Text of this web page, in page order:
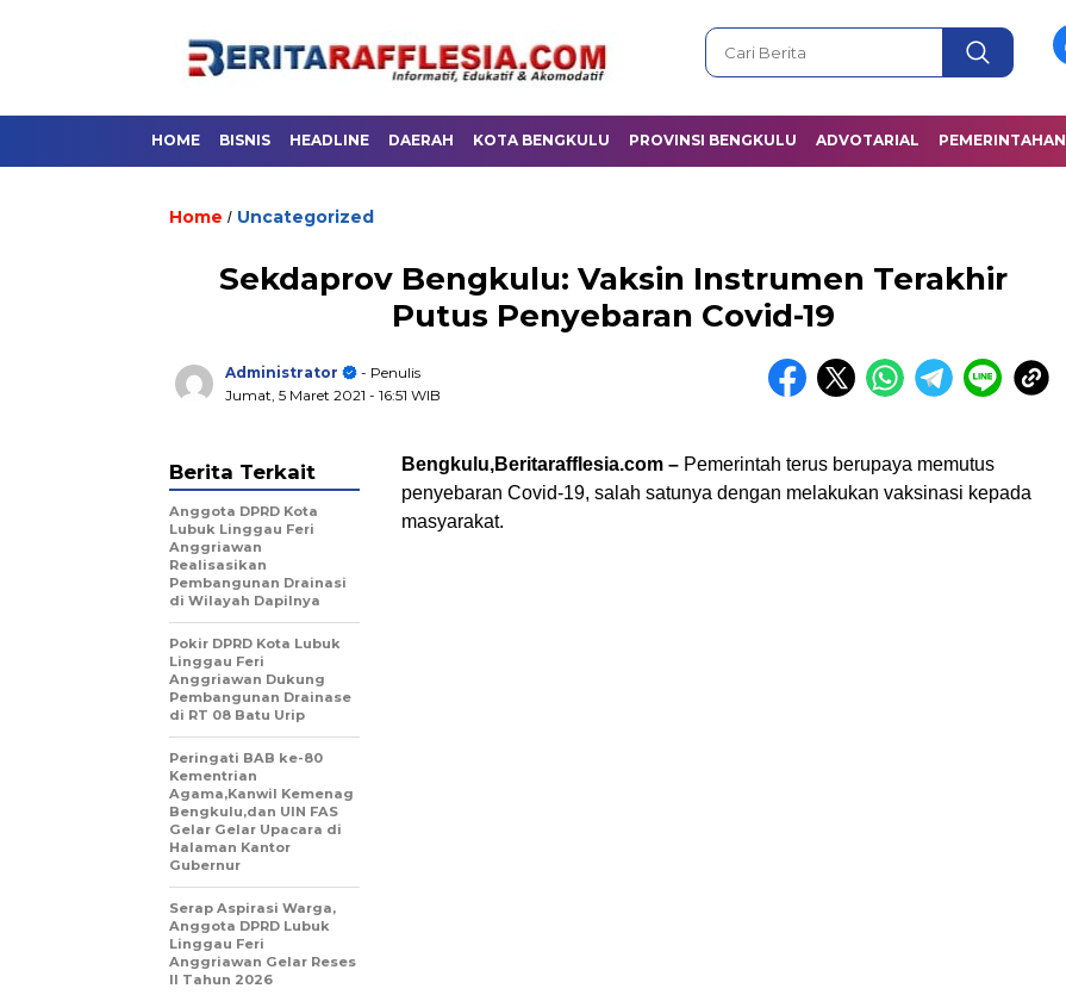
HOME BISNIS HEADLINE DAERAH KOTA BENGKULU PROVINSI BENGKULU ADVOTARIAL PEMERINTAHAN
Home / Uncategorized
Sekdaprov Bengkulu: Vaksin Instrumen Terakhir
Putus Penyebaran Covid-19
Administrator
- Penulis
Jumat, 5 Maret 2021 - 16:51 WIB
Bengkulu,Beritarafflesia.com – Pemerintah terus berupaya memutus
penyebaran Covid-19, salah satunya dengan melakukan vaksinasi kepada
masyarakat.
Berita Terkait
Anggota DPRD Kota
Lubuk Linggau Feri
Anggriawan
Realisasikan
Pembangunan Drainasi
di Wilayah Dapilnya
Pokir DPRD Kota Lubuk
Linggau Feri
Anggriawan Dukung
Pembangunan Drainase
di RT 08 Batu Urip
Peringati BAB ke-80
Kementrian
Agama,Kanwil Kemenag
Bengkulu,dan UIN FAS
Gelar Gelar Upacara di
Halaman Kantor
Gubernur
Serap Aspirasi Warga,
Anggota DPRD Lubuk
Linggau Feri
Anggriawan Gelar Reses
II Tahun 2026